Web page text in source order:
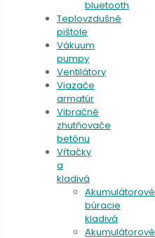
bluetooth
Teplovzdušné
pištole
Vákuum
pumpy
Ventilátory
Viazače
armatúr
Vibračné
zhutňovače
betónu
Vŕtačky
a
kladivá
Akumulátorové
búracie
kladivá
Akumulátorové